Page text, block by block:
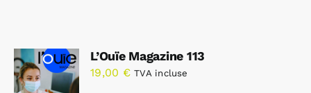
L’Ouïe Magazine 113
19,00 € TVA incluse